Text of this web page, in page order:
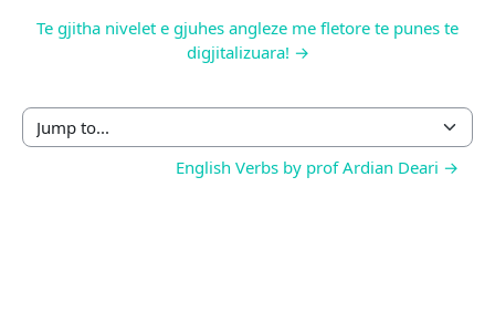
Te gjitha nivelet e gjuhes angleze me fletore te punes te
digjitalizuara! →
Jump to...
English Verbs by prof Ardian Deari →